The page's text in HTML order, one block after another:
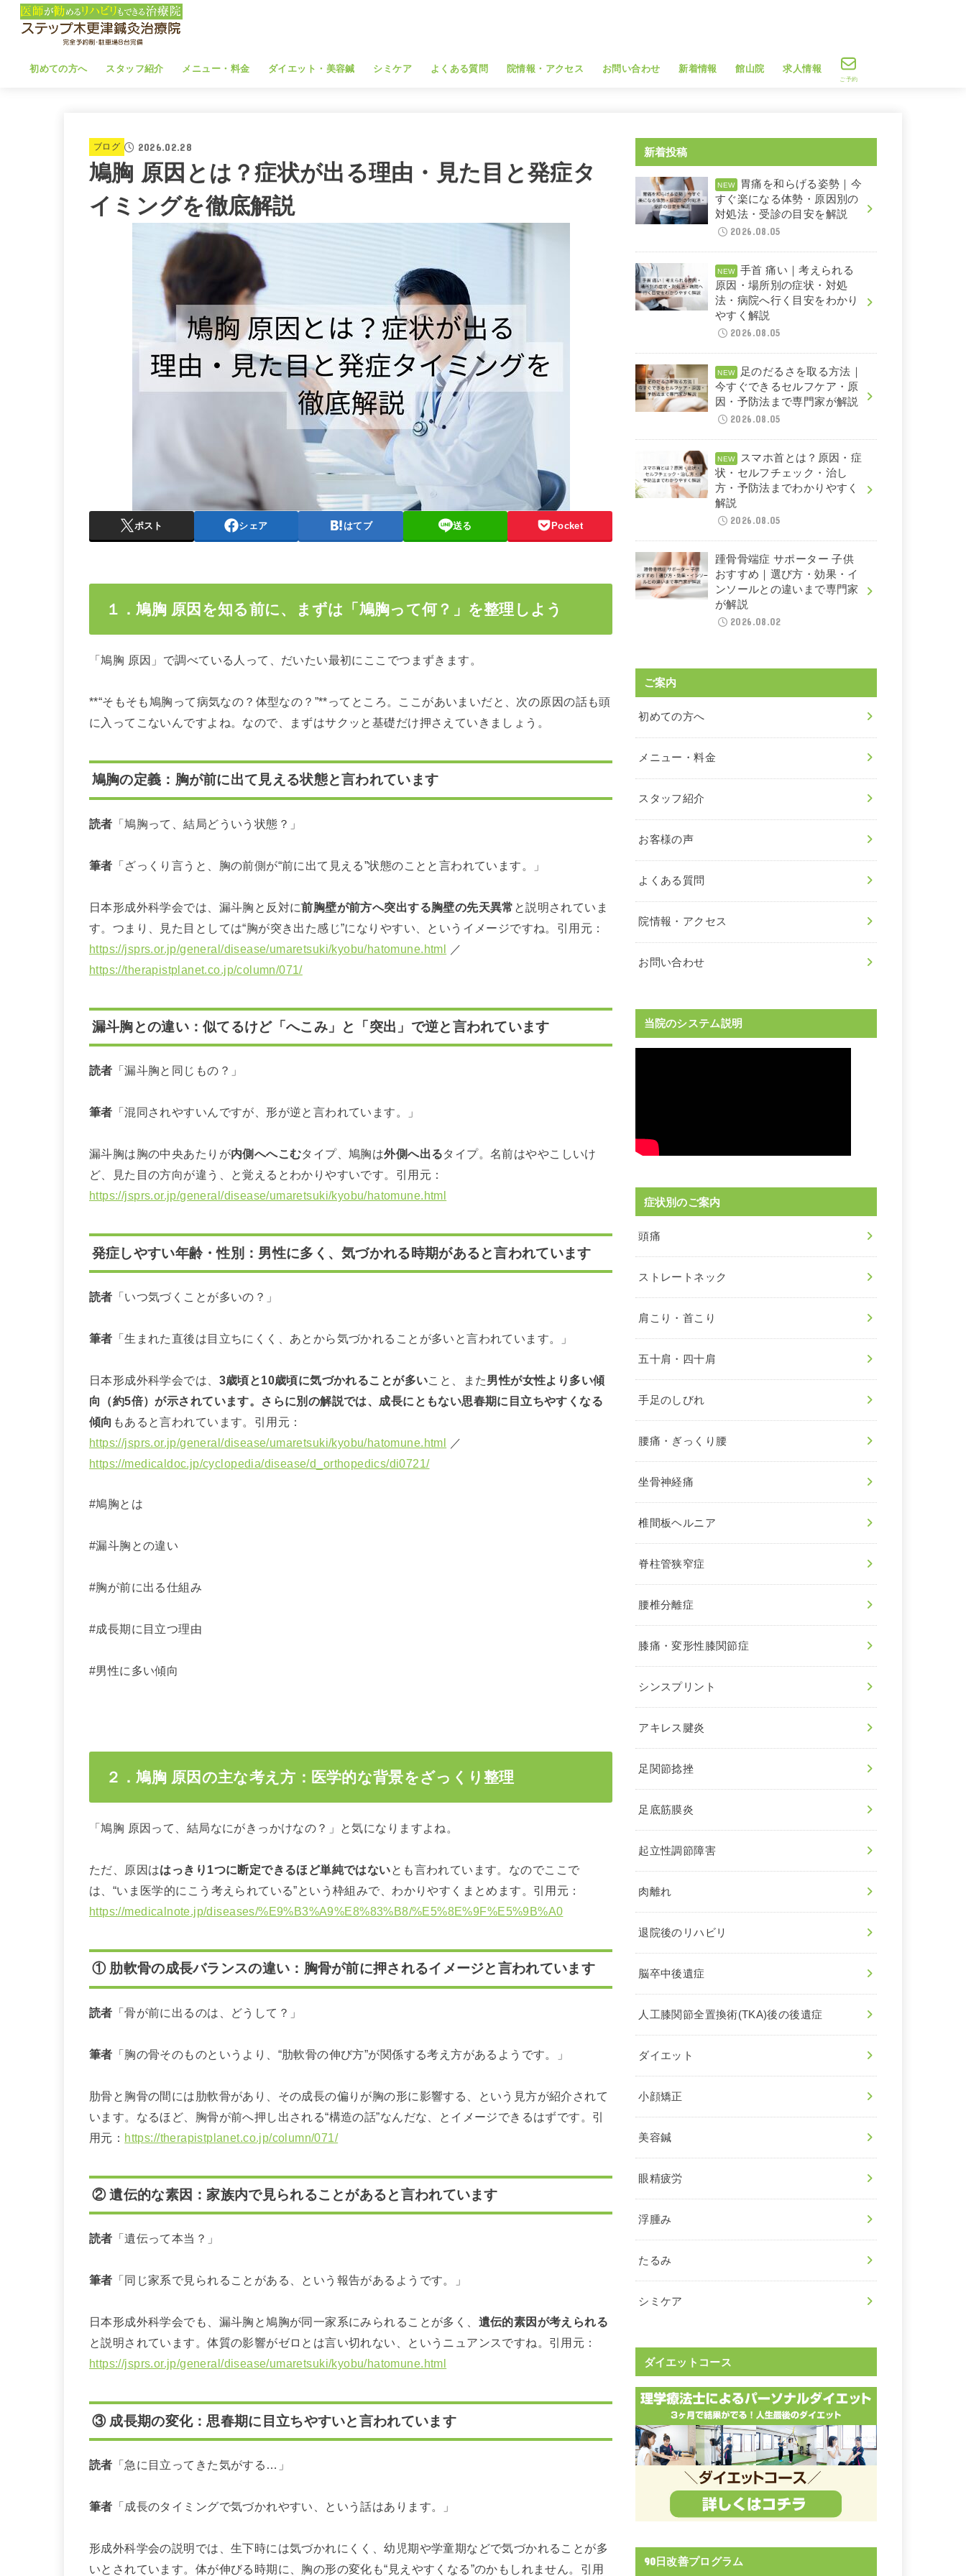
初めての方へ スタッフ紹介 メニュー・料金 ダイエット・美容鍼 シミケア よくある質問 院情報・アクセス お問い合わせ 新着情報 館山院 求人情報
ご予約
ブログ 2026.02.28
鳩胸 原因とは？症状が出る理由・見た目と発症タ
イミングを徹底解説
ポスト シェア はてブ 送る Pocket
１．鳩胸 原因を知る前に、まずは「鳩胸って何？」を整理しよう
「鳩胸 原因」で調べている人って、だいたい最初にここでつまずきます。
**“そもそも鳩胸って病気なの？体型なの？”**ってところ。ここがあいまいだと、次の原因の話も頭
に入ってこないんですよね。なので、まずはサクッと基礎だけ押さえていきましょう。
鳩胸の定義：胸が前に出て見える状態と言われています
読者 「鳩胸って、結局どういう状態？」
筆者 「ざっくり言うと、胸の前側が“前に出て見える”状態のことと言われています。」
日本形成外科学会では、漏斗胸と反対に前胸壁が前方へ突出する胸壁の先天異常 と説明されていま
す。つまり、見た目としては“胸が突き出た感じ”になりやすい、というイメージですね。引用元：
https://jsprs.or.jp/general/disease/umaretsuki/kyobu/hatomune.html ／
https://therapistplanet.co.jp/column/071/
漏斗胸との違い：似てるけど「へこみ」と「突出」で逆と言われています
読者 「漏斗胸と同じもの？」
筆者 「混同されやすいんですが、形が逆と言われています。」
漏斗胸は胸の中央あたりが内側へへこむタイプ、鳩胸は外側へ出るタイプ。名前はややこしいけ
ど、見た目の方向が違う、と覚えるとわかりやすいです。引用元：
https://jsprs.or.jp/general/disease/umaretsuki/kyobu/hatomune.html
発症しやすい年齢・性別：男性に多く、気づかれる時期があると言われています
読者 「いつ気づくことが多いの？」
筆者 「生まれた直後は目立ちにくく、あとから気づかれることが多いと言われています。」
日本形成外科学会では、 3歳頃と10歳頃に気づかれることが多いこと、また男性が女性より多い傾
向（約5倍）が示されています。さらに別の解説では、成長にともない思春期に目立ちやすくなる
傾向 もあると言われています。引用元：
https://jsprs.or.jp/general/disease/umaretsuki/kyobu/hatomune.html ／
https://medicaldoc.jp/cyclopedia/disease/d_orthopedics/di0721/
#鳩胸とは
#漏斗胸との違い
#胸が前に出る仕組み
#成長期に目立つ理由
#男性に多い傾向
２．鳩胸 原因の主な考え方：医学的な背景をざっくり整理
「鳩胸 原因って、結局なにがきっかけなの？」と気になりますよね。
ただ、原因ははっきり1つに断定できるほど単純ではないとも言われています。なのでここで
は、“いま医学的にこう考えられている”という枠組みで、わかりやすくまとめます。引用元：
https://medicalnote.jp/diseases/%E9%B3%A9%E8%83%B8/%E5%8E%9F%E5%9B%A0
① 肋軟骨の成長バランスの違い：胸骨が前に押されるイメージと言われています
読者 「骨が前に出るのは、どうして？」
筆者 「胸の骨そのものというより、“肋軟骨の伸び方”が関係する考え方があるようです。」
肋骨と胸骨の間には肋軟骨があり、その成長の偏りが胸の形に影響する、という見方が紹介されて
います。なるほど、胸骨が前へ押し出される“構造の話”なんだな、とイメージできるはずです。引
用元： https://therapistplanet.co.jp/column/071/
② 遺伝的な素因：家族内で見られることがあると言われています
読者 「遺伝って本当？」
筆者 「同じ家系で見られることがある、という報告があるようです。」
日本形成外科学会でも、漏斗胸と鳩胸が同一家系にみられることが多く、 遺伝的素因が考えられる
と説明されています。体質の影響がゼロとは言い切れない、というニュアンスですね。引用元：
https://jsprs.or.jp/general/disease/umaretsuki/kyobu/hatomune.html
③ 成長期の変化：思春期に目立ちやすいと言われています
読者 「急に目立ってきた気がする…」
筆者 「成長のタイミングで気づかれやすい、という話はあります。」
形成外科学会の説明では、生下時には気づかれにくく、幼児期や学童期などで気づかれることが多
いとされています。体が伸びる時期に、胸の形の変化も“見えやすくなる”のかもしれません。引用
新着投稿
胃痛を和らげる姿勢｜今
すぐ楽になる体勢・原因別の
対処法・受診の目安を解説
2026.08.05
手首 痛い｜考えられる
原因・場所別の症状・対処
法・病院へ行く目安をわかり
やすく解説
2026.08.05
足のだるさを取る方法｜
今すぐできるセルフケア・原
因・予防法まで専門家が解説
2026.08.05
スマホ首とは？原因・症
状・セルフチェック・治し
方・予防法までわかりやすく
解説
2026.08.05
踵骨骨端症 サポーター 子供
おすすめ｜選び方・効果・イ
ンソールとの違いまで専門家
が解説
2026.08.02
ご案内
初めての方へ
メニュー・料金
スタッフ紹介
お客様の声
よくある質問
院情報・アクセス
お問い合わせ
当院のシステム説明
症状別のご案内
頭痛
ストレートネック
肩こり・首こり
五十肩・四十肩
手足のしびれ
腰痛・ぎっくり腰
坐骨神経痛
椎間板ヘルニア
脊柱管狭窄症
腰椎分離症
膝痛・変形性膝関節症
シンスプリント
アキレス腱炎
足関節捻挫
足底筋膜炎
起立性調節障害
肉離れ
退院後のリハビリ
脳卒中後遺症
人工膝関節全置換術(TKA)後の後遺症
ダイエット
小顔矯正
美容鍼
眼精疲労
浮腫み
たるみ
シミケア
ダイエットコース
90日改善プログラム